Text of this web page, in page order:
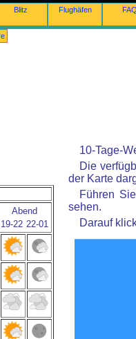
Blitz Flughäfen FAQ
Abend
19-22 22-01
10-Tage-
Die
der Karte
Führen
sehen.
Darauf